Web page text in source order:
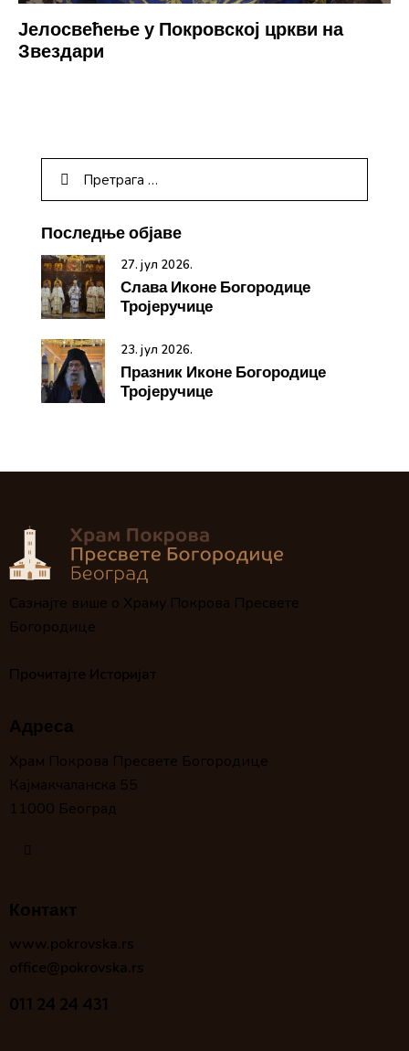
Јелосвећење у Покровској цркви на
Звездари
Последње објаве
27. јул 2026.
Слава Иконе Богородице
Тројеручице
23. јул 2026.
Празник Иконе Богородице
Тројеручице
Сазнајте више о Храму Покрова Пресвете
Богородице
Прочитајте Историјат
Адреса
Храм Покрова Пресвете Богородице
Кајмакчаланска 55
11000 Београд
Контакт
www.pokrovska.rs
office@pokrovska.rs
011 24 24 431